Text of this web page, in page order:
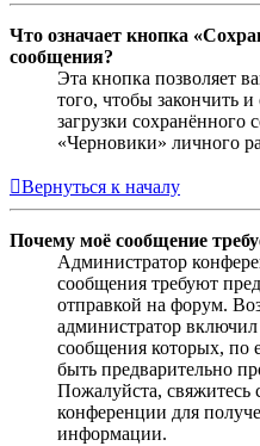
Что означает кнопка
сообщения?
Эта кнопка позволяет
того, чтобы закончить
загрузки сохранённого
«Черновики» личного
Вернуться к началу
Почему моё сообщение
Администратор
сообщения требуют
отправкой на форум.
администратор включил
сообщения которых,
быть предварительно
Пожалуйста, свяжитесь
конференции для
информации.